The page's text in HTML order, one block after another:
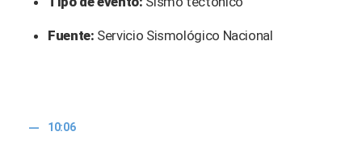
Fuente: Servicio Sismológico Nacional
10:06